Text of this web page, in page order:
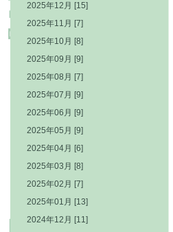
2025年12月 [15]
2025年11月 [7]
2025年10月 [8]
2025年09月 [9]
2025年08月 [7]
2025年07月 [9]
2025年06月 [9]
2025年05月 [9]
2025年04月 [6]
2025年03月 [8]
2025年02月 [7]
2025年01月 [13]
2024年12月 [11]